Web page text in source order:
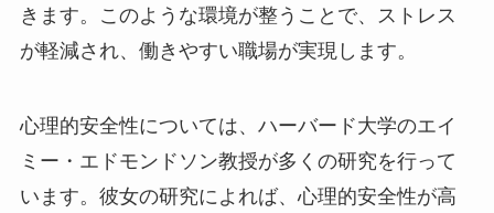
きます。このような環境が整うことで、ストレス
が軽減され、働きやすい職場が実現します。
心理的安全性については、ハーバード大学のエイ
ミー・エドモンドソン教授が多くの研究を行って
います。彼女の研究によれば、心理的安全性が高